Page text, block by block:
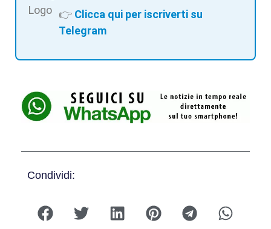
👉 Clicca qui per iscriverti su
Telegram
Condividi: